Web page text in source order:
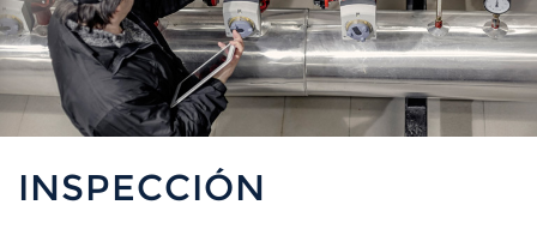
INSPECCIÓN